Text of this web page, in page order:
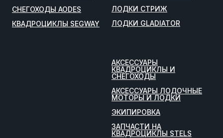
СНЕГОХОДЫ AODES
КВАДРОЦИКЛЫ SEGWAY
ЛОДКИ СТРИЖ
ЛОДКИ GLADIATOR
АКСЕССУАРЫ
КВАДРОЦИКЛЫ И
СНЕГОХОДЫ
АКСЕССУАРЫ ЛОДОЧНЫЕ
МОТОРЫ И ЛОДКИ
ЭКИПИРОВКА
ЗАПЧАСТИ НА
КВАДРОЦИКЛЫ STELS